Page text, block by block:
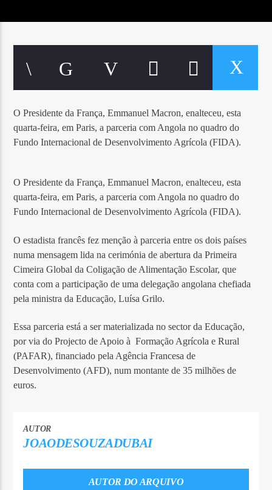
O Presidente da França, Emmanuel Macron, enalteceu, esta
quarta-feira, em Paris, a parceria com Angola no quadro do
Fundo Internacional de Desenvolvimento Agrícola (FIDA).
O Presidente da França, Emmanuel Macron, enalteceu, esta
quarta-feira, em Paris, a parceria com Angola no quadro do
Fundo Internacional de Desenvolvimento Agrícola (FIDA).
O estadista francês fez menção à parceria entre os dois países
numa mensagem lida na cerimónia de abertura da Primeira
Cimeira Global da Coligação de Alimentação Escolar, que
conta com a participação de uma delegação angolana chefiada
pela ministra da Educação, Luísa Grilo.
Essa parceria está a ser materializada no sector da Educação,
por via do Projecto de Apoio à Formação Agrícola e Rural
(PAFAR), financiado pela Agência Francesa de
Desenvolvimento (AFD), num montante de 35 milhões de
euros.
AUTOR
JOAODESOUZADUBAI
AUTOR DO ARQUIVO